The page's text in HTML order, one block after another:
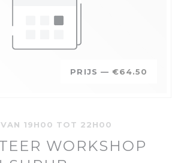
PRIJS — €64.50
19H00 TOT 22H00
WORKSHOP